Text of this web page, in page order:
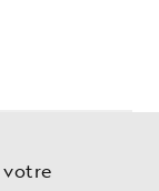
votre